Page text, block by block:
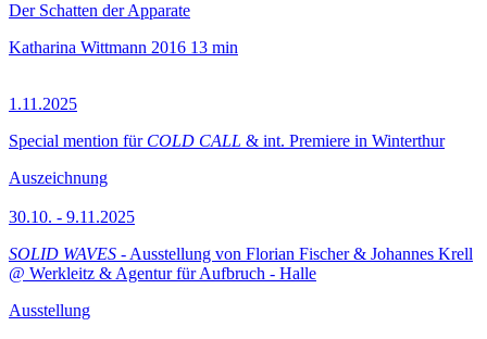
Der Schatten der Apparate
Katharina Wittmann 2016 13 min
1.11.2025
Special mention für COLD CALL & int. Premiere in Winterthur
Auszeichnung
30.10. - 9.11.2025
SOLID WAVES - Ausstellung von Florian Fischer & Johannes Krell
@ Werkleitz & Agentur für Aufbruch - Halle
Ausstellung